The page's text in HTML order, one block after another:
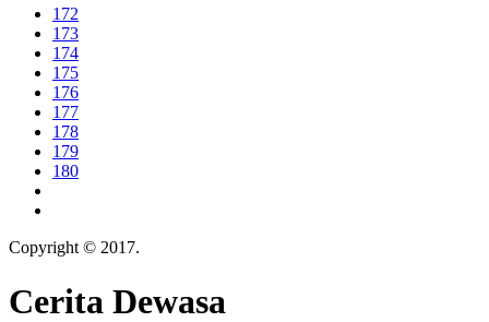
172
173
174
175
176
177
178
179
180
Copyright © 2017.
Cerita Dewasa